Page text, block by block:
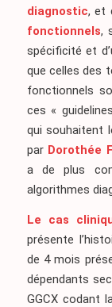
diagnostic, et
fonctionnels,
spécificité et
que celles des
fonctionnels
ces «
qui souhaitent
par Dorothée
a de plus
algorithmes
Le cas
présente
de 4 mois
dépendants
GGCX codant